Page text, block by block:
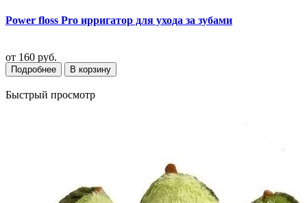
Power floss Pro ирригатор для ухода за зубами
от 160 руб.
Подробнее В корзину
Быстрый просмотр